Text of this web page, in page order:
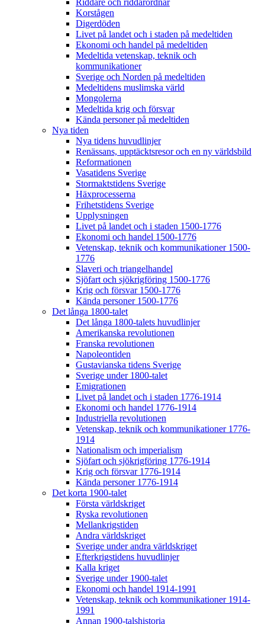
Korstågen
Digerdöden
Livet på landet och i staden på medeltiden
Ekonomi och handel på medeltiden
Medeltida vetenskap, teknik och
kommunikationer
Sverige och Norden på medeltiden
Medeltidens muslimska värld
Mongolerna
Medeltida krig och försvar
Kända personer på medeltiden
Nya tiden
Nya tidens huvudlinjer
Renässans, upptäcktsresor och en ny världsbild
Reformationen
Vasatidens Sverige
Stormaktstidens Sverige
Häxprocesserna
Frihetstidens Sverige
Upplysningen
Livet på landet och i staden 1500-1776
Ekonomi och handel 1500-1776
Vetenskap, teknik och kommunikationer 1500-
1776
Slaveri och triangelhandel
Sjöfart och sjökrigföring 1500-1776
Krig och försvar 1500-1776
Kända personer 1500-1776
Det långa 1800-talet
Det långa 1800-talets huvudlinjer
Amerikanska revolutionen
Franska revolutionen
Napoleontiden
Gustavianska tidens Sverige
Sverige under 1800-talet
Emigrationen
Livet på landet och i staden 1776-1914
Ekonomi och handel 1776-1914
Industriella revolutionen
Vetenskap, teknik och kommunikationer 1776-
1914
Nationalism och imperialism
Sjöfart och sjökrigföring 1776-1914
Krig och försvar 1776-1914
Kända personer 1776-1914
Det korta 1900-talet
Första världskriget
Ryska revolutionen
Mellankrigstiden
Andra världskriget
Sverige under andra världskriget
Efterkrigstidens huvudlinjer
Kalla kriget
Sverige under 1900-talet
Ekonomi och handel 1914-1991
Vetenskap, teknik och kommunikationer 1914-
1991
Annan 1900-talshistoria